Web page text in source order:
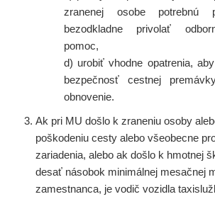
zranenej osobe
bezodkladne privolať
pomoc,
d) urobiť vhodne opatrenia,
bezpečnosť cestnej
obnovenie.
Ak pri MU došlo k zraneniu osoby
poškodeniu cesty alebo všeobecne
zariadenia, alebo ak došlo k hmotnej
desať násobok minimálnej mesačnej
zamestnanca, je vodič vozidla